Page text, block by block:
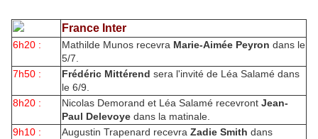
France Inter
6h20 : Mathilde Munos recevra Marie-Aimée Peyron dans le
5/7.
7h50 :
Frédéric Mittérend sera l'invité de Léa Salamé dans
le 6/9.
8h20 :
Nicolas Demorand et Léa Salamé recevront Jean-
Paul Delevoye dans la matinale.
9h10 :
Augustin Trapenard recevra Zadie Smith dans